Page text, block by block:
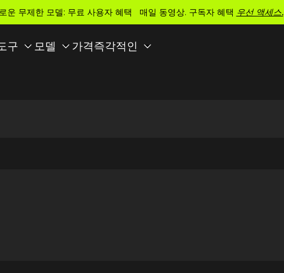
운 무제한 모델: 무료 사용자 혜택 매일 동영상. 구독자 혜택 우선 액세스.
구 모델 가격즉각적인